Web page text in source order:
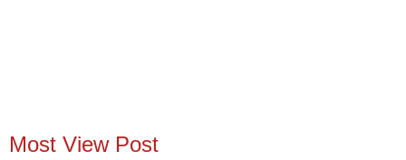
Most View Post